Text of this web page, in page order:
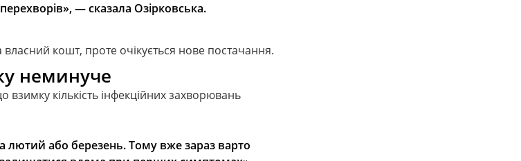
—сказала Озірковська.
кошт, проте очікується нове постачання.
неминуче
кількість інфекційних захворювань
лютий або березень. Тому вже зараз варто